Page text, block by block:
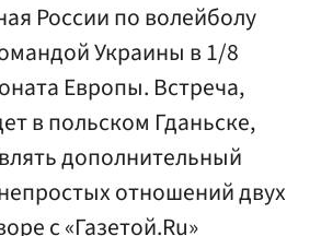
России по волейболу
Украины в 1/8
Европы. Встреча,
в польском Гданьске,
дополнительный
отношений двух
с «Газетой.Ru»